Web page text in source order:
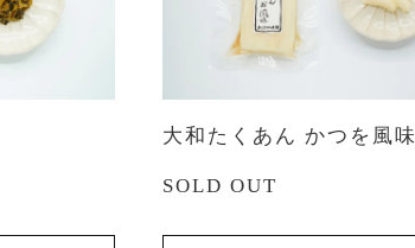
大和たくあん かつを風味
SOLD OUT